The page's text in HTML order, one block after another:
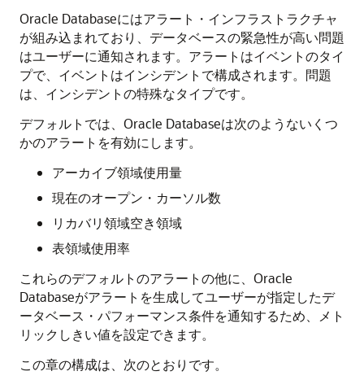
Oracle Databaseにはアラート・インフラストラクチャ
が組み込まれており、データベースの緊急性が高い問題
はユーザーに通知されます。 アラートはイベントのタイ
プで、イベントはインシデントで構成されます。 問題
は、インシデントの特殊なタイプです。
デフォルトでは、Oracle Databaseは次のようないくつ
かのアラートを有効にします。
アーカイブ領域使用量
現在のオープン・カーソル数
リカバリ領域空き領域
表領域使用率
これらのデフォルトのアラートの他に、Oracle
Databaseがアラートを生成してユーザーが指定したデ
ータベース・パフォーマンス条件を通知するため、メト
リックしきい値を設定できます。
この章の構成は、次のとおりです。